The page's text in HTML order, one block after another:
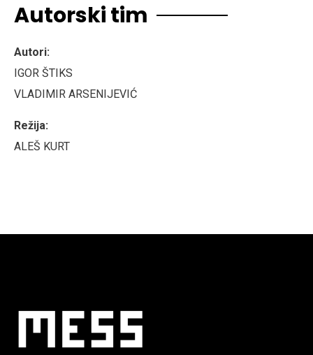
Autorski tim
Autori:
IGOR ŠTIKS
VLADIMIR ARSENIJEVIĆ
Režija:
ALEŠ KURT